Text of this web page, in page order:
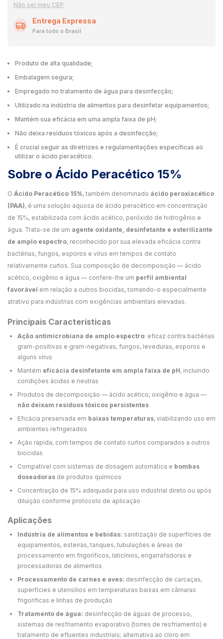
Não sei meu CEP
Entrega Expressa
Para todo o Brasil
Produto de alta qualidade;
Embalagem segura;
Empregado no tratamento de água para desinfecção;
Utilizado na indústria de alimentos para desinfetar equipamentos;
Mantém sua eficácia em uma ampla faixa de pH;
Não deixa resíduos tóxicos após a desinfecção;
É crucial seguir as diretrizes e regulamentações específicas ao
utilizar o ácido peracético.
Sobre o Ácido Peracético 15%
O Ácido Peracético 15%, também denominado ácido peroxiacético
(PAA), é uma solução aquosa de ácido peracético em concentração
de 15%, estabilizada com ácido acético, peróxido de hidrogênio e
água. Trata-se de um agente oxidante, desinfetante e esterilizante
de amplo espectro, reconhecido por sua elevada eficácia contra
bactérias, fungos, esporos e vírus em tempos de contato
relativamente curtos. Sua composição de decomposição — ácido
acético, oxigênio e água — confere-lhe um perfil ambiental
favorável em relação a outros biocidas, tornando-o especialmente
atrativo para indústrias com exigências ambientais elevadas.
Principais Características
Ação antimicrobiana de amplo espectro: eficaz contra bactérias
gram-positivas e gram-negativas, fungos, leveduras, esporos e
alguns vírus
Mantém eficácia desinfetante em ampla faixa de pH, incluindo
condições ácidas e neutras
Produtos de decomposição — ácido acético, oxigênio e água —
não deixam resíduos tóxicos persistentes
Eficácia preservada em baixas temperaturas, viabilizando uso em
ambientes refrigerados
Ação rápida, com tempos de contato curtos comparados a outros
biocidas
Compatível com sistemas de dosagem automática e bombas
doseadoras de produtos químicos
Concentração de 15% adequada para uso industrial direto ou após
diluição conforme protocolo de aplicação
Aplicações
Indústria de alimentos e bebidas: sanitização de superfícies de
equipamentos, esteiras, tanques, tubulações e áreas de
processamento em frigoríficos, laticínios, engarrafadoras e
processadoras de alimentos
Processamento de carnes e aves: desinfecção de carcaças,
superfícies e utensílios em temperaturas baixas em câmaras
frigoríficas e linhas de produção
Tratamento de água: desinfecção de águas de processo,
sistemas de resfriamento evaporativo (torres de resfriamento) e
tratamento de efluentes industriais; alternativa ao cloro em